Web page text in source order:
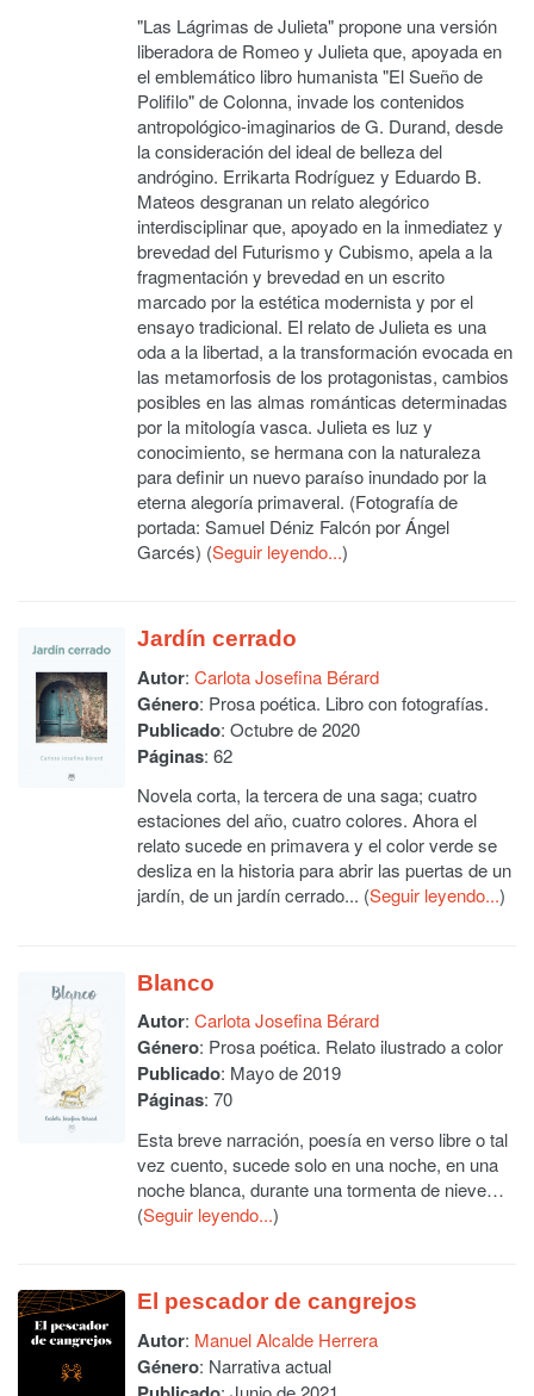
"Las Lágrimas de Julieta" propone una versión
liberadora de Romeo y Julieta que, apoyada en
el emblemático libro humanista "El Sueño de
Polifilo" de Colonna, invade los contenidos
antropológico-imaginarios de G. Durand, desde
la consideración del ideal de belleza del
andrógino. Errikarta Rodríguez y Eduardo B.
Mateos desgranan un relato alegórico
interdisciplinar que, apoyado en la inmediatez y
brevedad del Futurismo y Cubismo, apela a la
fragmentación y brevedad en un escrito
marcado por la estética modernista y por el
ensayo tradicional. El relato de Julieta es una
oda a la libertad, a la transformación evocada en
las metamorfosis de los protagonistas, cambios
posibles en las almas románticas determinadas
por la mitología vasca. Julieta es luz y
conocimiento, se hermana con la naturaleza
para definir un nuevo paraíso inundado por la
eterna alegoría primaveral. (Fotografía de
portada: Samuel Déniz Falcón por Ángel
Garcés) (Seguir leyendo...)
Jardín cerrado
Autor: Carlota Josefina Bérard
Género: Prosa poética. Libro con fotografías.
Publicado: Octubre de 2020
Páginas: 62
Novela corta, la tercera de una saga; cuatro
estaciones del año, cuatro colores. Ahora el
relato sucede en primavera y el color verde se
desliza en la historia para abrir las puertas de un
jardín, de un jardín cerrado... (Seguir leyendo...)
Blanco
Autor: Carlota Josefina Bérard
Género: Prosa poética. Relato ilustrado a color
Publicado: Mayo de 2019
Páginas: 70
Esta breve narración, poesía en verso libre o tal
vez cuento, sucede solo en una noche, en una
noche blanca, durante una tormenta de nieve…
(Seguir leyendo...)
El pescador de cangrejos
Autor: Manuel Alcalde Herrera
Género: Narrativa actual